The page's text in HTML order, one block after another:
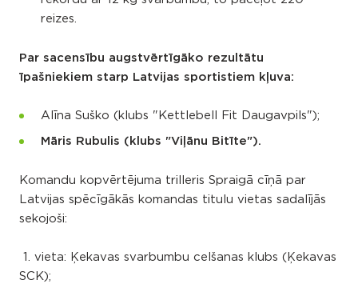
reizes.
Par sacensību augstvērtīgāko rezultātu
īpašniekiem starp Latvijas sportistiem kļuva:
Alīna Suško (klubs "Kettlebell Fit Daugavpils");
Māris Rubulis (klubs "Viļānu Bitīte").
Komandu kopvērtējuma trilleris Spraigā cīņā par
Latvijas spēcīgākās komandas titulu vietas sadalījās
sekojoši:
1. vieta: Ķekavas svarbumbu celšanas klubs (Ķekavas
SCK);